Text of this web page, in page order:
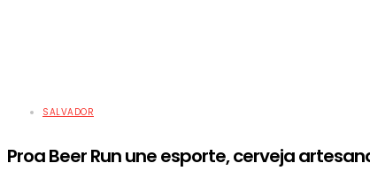
SALVADOR
Proa Beer Run une esporte, cerveja